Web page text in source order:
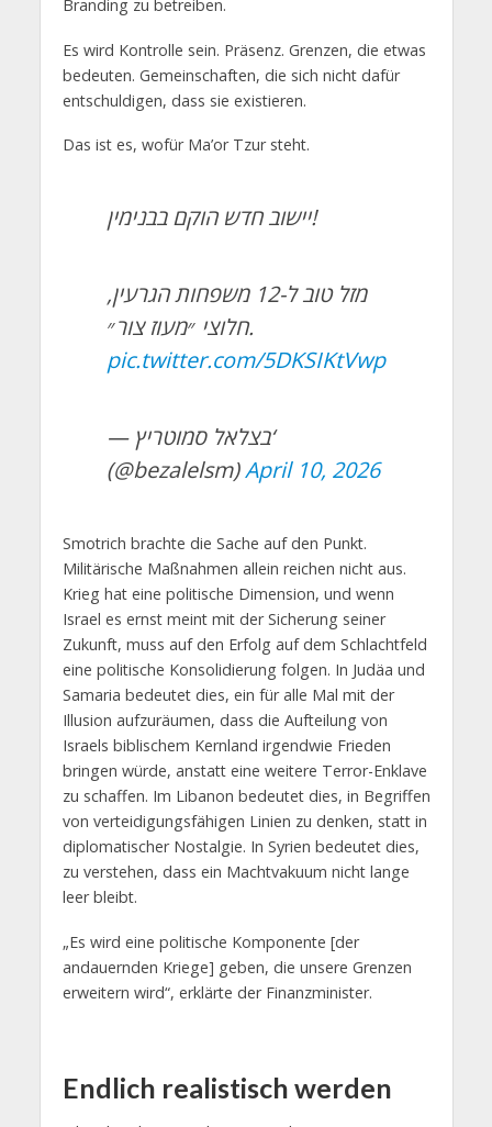
Branding zu betreiben.
Es wird Kontrolle sein. Präsenz. Grenzen, die etwas
bedeuten. Gemeinschaften, die sich nicht dafür
entschuldigen, dass sie existieren.
Das ist es, wofür Ma’or Tzur steht.
יישוב חדש הוקם בבנימין!
מזל טוב ל-12 משפחות הגרעין,
חלוצי ״מעוז צור״.
pic.twitter.com/5DKSIKtVwp
— בצלאל סמוטריץ‘
(@bezalelsm)April 10, 2026
Smotrich brachte die Sache auf den Punkt.
Militärische Maßnahmen allein reichen nicht aus.
Krieg hat eine politische Dimension, und wenn
Israel es ernst meint mit der Sicherung seiner
Zukunft, muss auf den Erfolg auf dem Schlachtfeld
eine politische Konsolidierung folgen. In Judäa und
Samaria bedeutet dies, ein für alle Mal mit der
Illusion aufzuräumen, dass die Aufteilung von
Israels biblischem Kernland irgendwie Frieden
bringen würde, anstatt eine weitere Terror-Enklave
zu schaffen. Im Libanon bedeutet dies, in Begriffen
von verteidigungsfähigen Linien zu denken, statt in
diplomatischer Nostalgie. In Syrien bedeutet dies,
zu verstehen, dass ein Machtvakuum nicht lange
leer bleibt.
„Es wird eine politische Komponente [der
andauernden Kriege] geben, die unsere Grenzen
erweitern wird“, erklärte der Finanzminister.
Endlich realistisch werden